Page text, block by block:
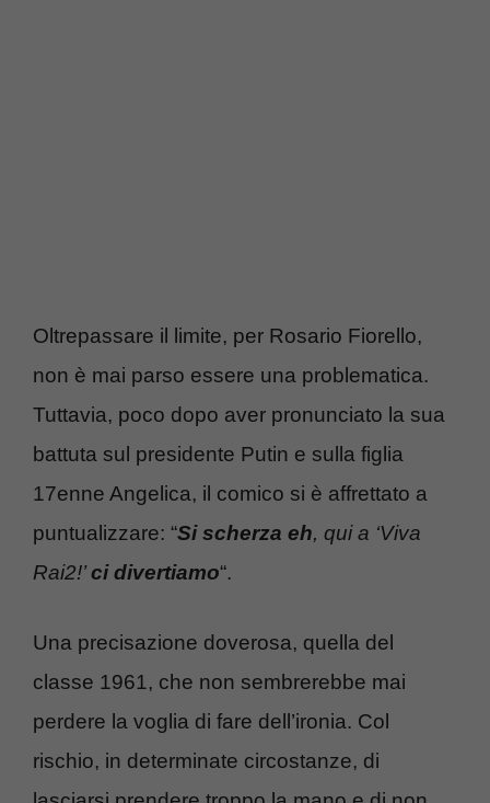
Oltrepassare il limite, per Rosario Fiorello,
non è mai parso essere una problematica.
Tuttavia, poco dopo aver pronunciato la sua
battuta sul presidente Putin e sulla figlia
17enne Angelica, il comico si è affrettato a
puntualizzare: “Si scherza eh, qui a ‘Viva
Rai2!’ci divertiamo“.
Una precisazione doverosa, quella del
classe 1961, che non sembrerebbe mai
perdere la voglia di fare dell’ironia. Col
rischio, in determinate circostanze, di